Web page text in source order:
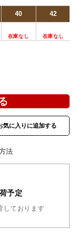
40 42
予定
しております